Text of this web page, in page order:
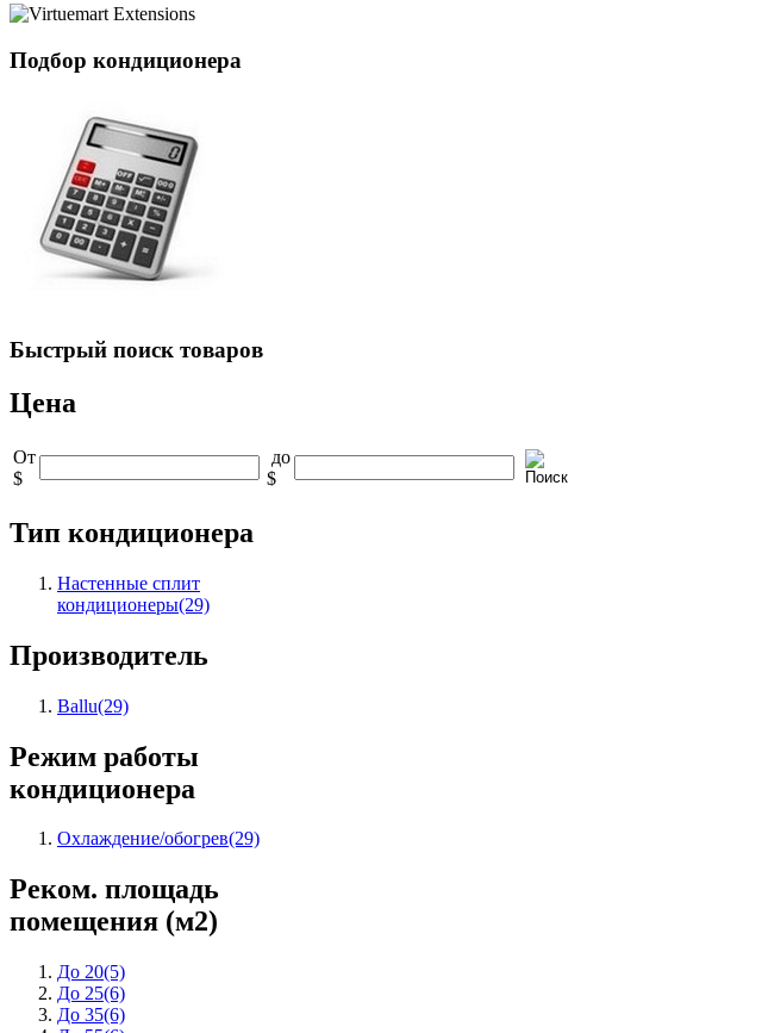
Подбор кондиционера
Быстрый поиск товаров
Цена
От
$
до
$
Тип кондиционера
Настенные сплит
кондиционеры(29)
Производитель
Ballu(29)
Режим работы
кондиционера
Охлаждение/обогрев(29)
Реком. площадь
помещения (м2)
До 20(5)
До 25(6)
До 35(6)